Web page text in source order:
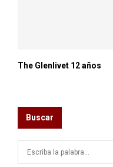
The Glenlivet 12 años
Buscar